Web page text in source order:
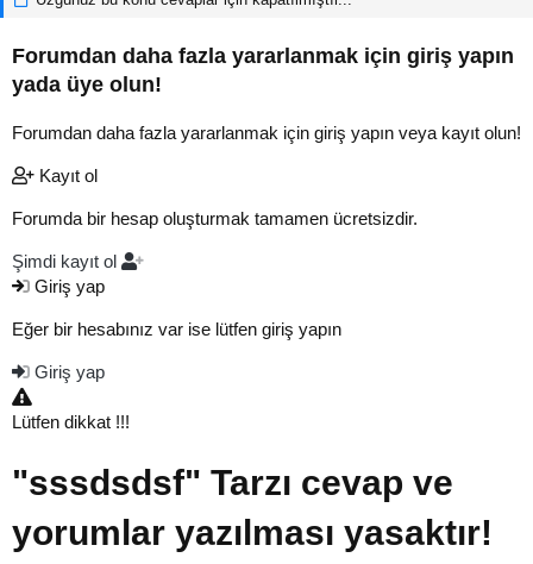
Forumdan daha fazla yararlanmak için giriş yapın
yada üye olun!
Forumdan daha fazla yararlanmak için giriş yapın veya kayıt olun!
Kayıt ol
Forumda bir hesap oluşturmak tamamen ücretsizdir.
Şimdi kayıt ol
Giriş yap
Eğer bir hesabınız var ise lütfen giriş yapın
Giriş yap
Lütfen dikkat !!!
"sssdsdsf" Tarzı cevap ve
yorumlar yazılması yasaktır!